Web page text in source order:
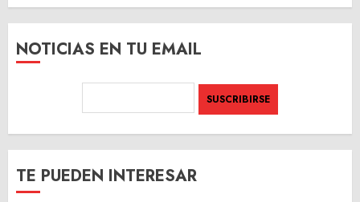
SITIO
NOTICIAS EN TU EMAIL
TE PUEDEN INTERESAR